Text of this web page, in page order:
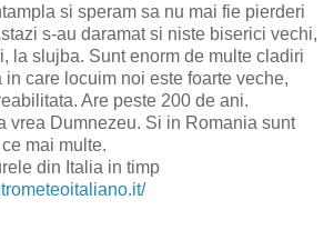
si speram sa nu mai fie pierderi
s-au daramat si niste biserici vechi,
la slujba. Sunt enorm de multe cladiri
care locuim noi este foarte veche,
Are peste 200 de ani.
vrea Dumnezeu. Si in Romania sunt
mai multe.
din Italia in timp